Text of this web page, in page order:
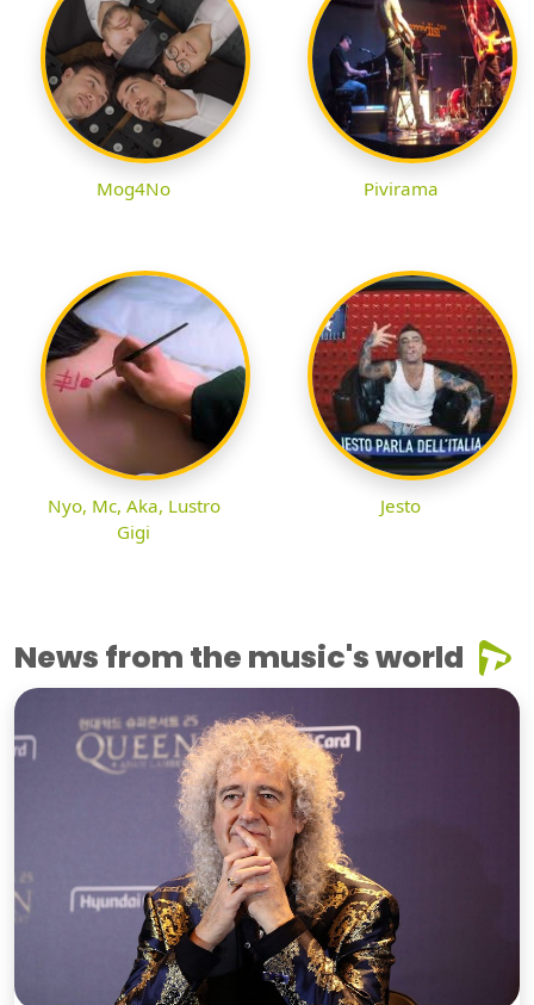
Mog4No Pivirama
Nyo, Mc, Aka, Lustro
Gigi
Jesto
News from the music's world